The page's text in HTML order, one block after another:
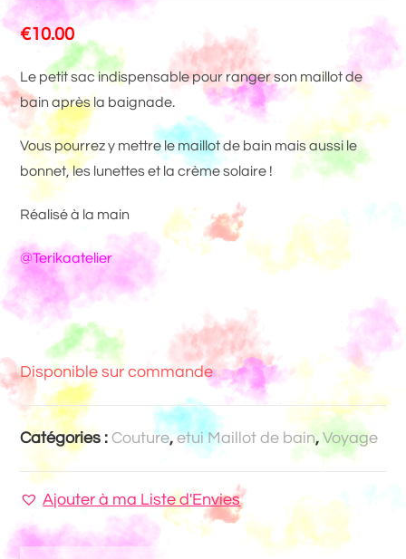
€10.00
Le petit sac indispensable pour ranger son maillot de
bain après la baignade.
Vous pourrez y mettre le maillot de bain mais aussi le
bonnet, les lunettes et la crème solaire !
Réalisé à la main
@Terikaatelier
Disponible sur commande
Catégories : Couture,etui Maillot de bain,Voyage
Ajouter à ma Liste d'Envies